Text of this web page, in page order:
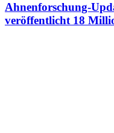
Ahnenforschung-
veröffentlicht 18